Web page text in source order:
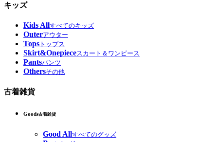
キッズ
Kids Allすべてのキッズ
Outerアウター
Tops トップス
Skirt&Onepieceスカート＆ワンピース
Pantsパンツ
Othersその他
古着雑貨
Goods古着雑貨
Good Allすべてのグッズ